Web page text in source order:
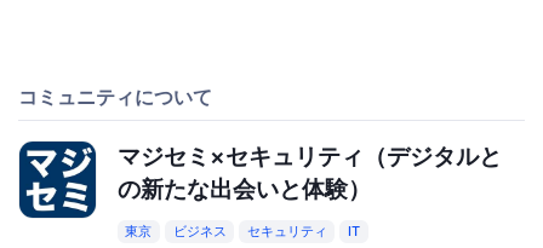
コミュニティについて
マジセミ×セキュリティ（デジタルと
の新たな出会いと体験）
東京 ビジネス セキュリティ IT